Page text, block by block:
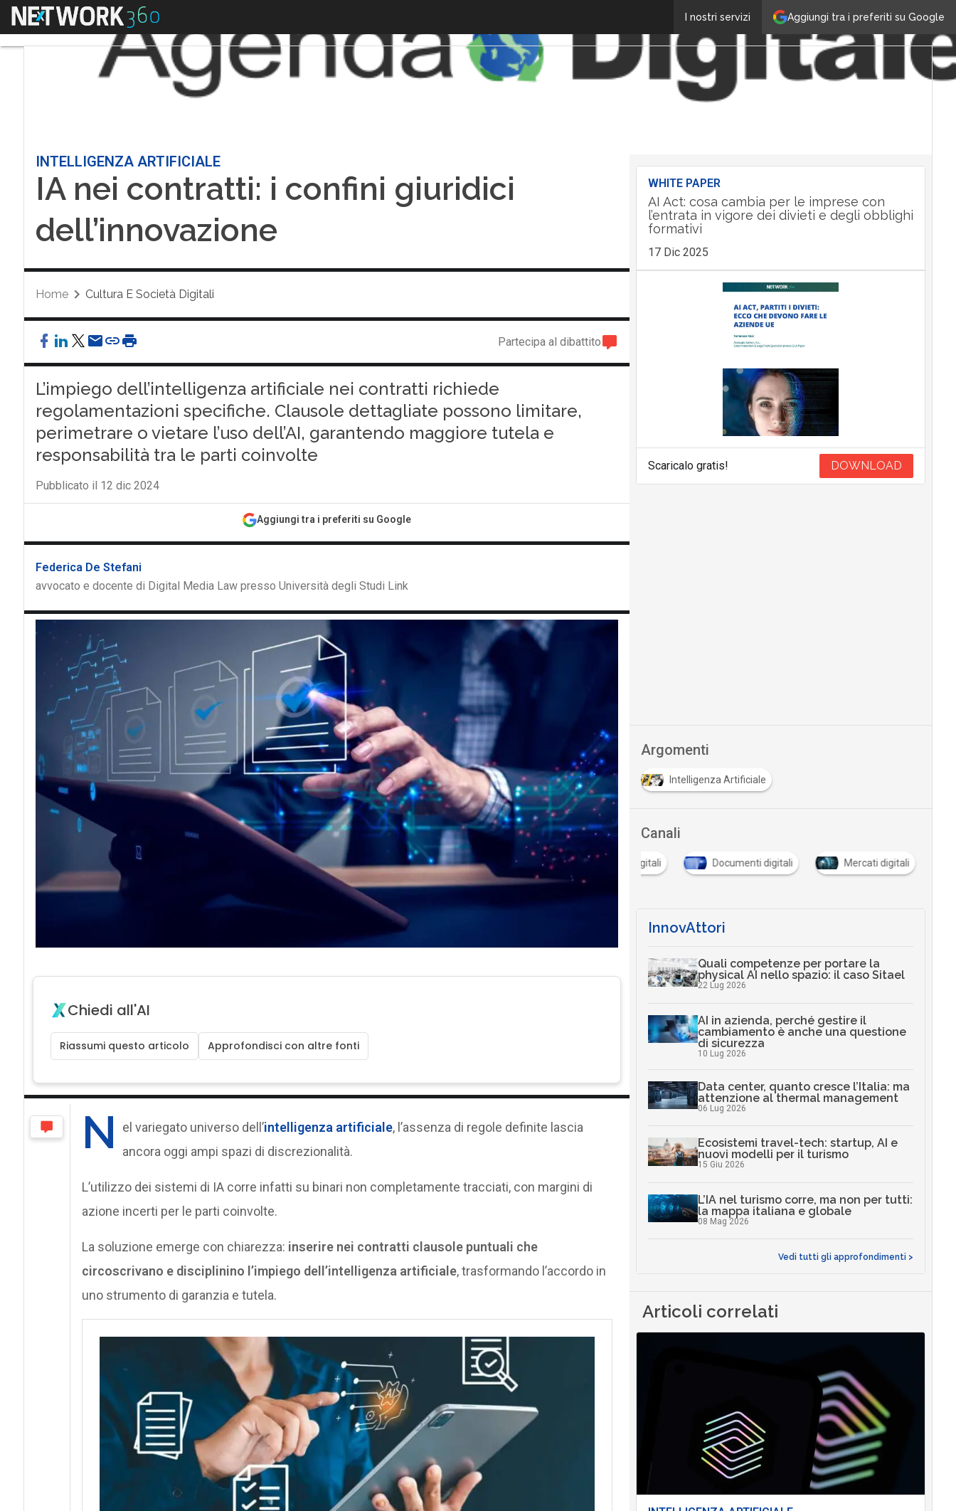
Aggiungi tra i preferiti su Google
I nostri servizi
Menu
INTELLIGENZA ARTIFICIALE
IA nei contratti: i confini giuridici
dell’innovazione
Home Cultura E Società Digitali
Partecipa al dibattito
L’impiego dell’intelligenza artificiale nei contratti richiede
regolamentazioni specifiche. Clausole dettagliate possono limitare,
perimetrare o vietare l’uso dell’AI, garantendo maggiore tutela e
responsabilità tra le parti coinvolte
Pubblicato il 12 dic 2024
Aggiungi tra i preferiti su Google
Federica De Stefani
avvocato e docente di Digital Media Law presso Università degli Studi Link
Chiedi all'AI
Riassumi questo articolo Approfondisci con altre fonti
N el variegato universo dell’intelligenza artificiale, l’assenza di regole definite lascia
ancora oggi ampi spazi di discrezionalità.
L’utilizzo dei sistemi di IA corre infatti su binari non completamente tracciati, con margini di
azione incerti per le parti coinvolte.
La soluzione emerge con chiarezza: inserire nei contratti clausole puntuali che
circoscrivano e disciplinino l’impiego dell’intelligenza artificiale, trasformando l’accordo in
uno strumento di garanzia e tutela.
WHITE PAPER
AI Act: cosa cambia per le imprese con
l’entrata in vigore dei divieti e degli obblighi
formativi
17 Dic 2025
Scaricalo gratis! DOWNLOAD
Argomenti
Intelligenza Artificiale
Canali
Cultura e società digitali Documenti digitali Mercati digitali
InnovAttori
Quali competenze per portare la
physical AI nello spazio: il caso Sitael
22 Lug 2026
AI in azienda, perché gestire il
cambiamento è anche una questione
di sicurezza
10 Lug 2026
Data center, quanto cresce l’Italia: ma
attenzione al thermal management
06 Lug 2026
Ecosistemi travel-tech: startup, AI e
nuovi modelli per il turismo
15 Giu 2026
L’IA nel turismo corre, ma non per tutti:
la mappa italiana e globale
08 Mag 2026
Vedi tutti gli approfondimenti >
Articoli correlati